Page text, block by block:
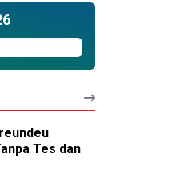
Tes dan